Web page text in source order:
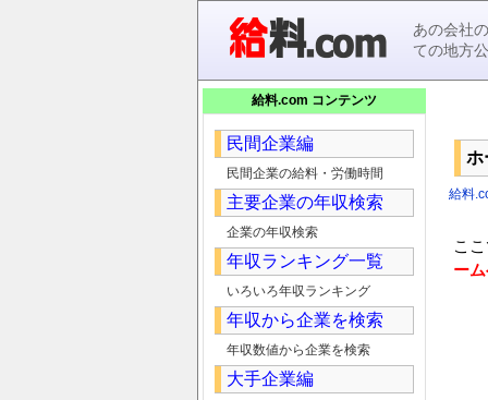
あの会社
ての地方
ホ
給料
こ
ー
給料.com コンテンツ
民間企業編
民間企業の給料・労働時間
主要企業の年収検索
企業の年収検索
年収ランキング一覧
いろいろ年収ランキング
年収から企業を検索
年収数値から企業を検索
大手企業編